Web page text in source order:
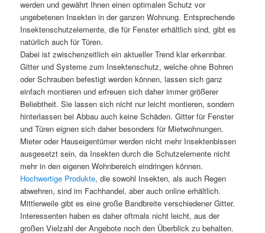
werden und gewährt Ihnen einen optimalen Schutz vor
ungebetenen Insekten in der ganzen Wohnung. Entsprechende
Insektenschutzelemente, die für Fenster erhältlich sind, gibt es
natürlich auch für Türen.
Dabei ist zwischenzeitlich ein aktueller Trend klar erkennbar.
Gitter und Systeme zum Insektenschutz, welche ohne Bohren
oder Schrauben befestigt werden können, lassen sich ganz
einfach montieren und erfreuen sich daher immer größerer
Beliebtheit. Sie lassen sich nicht nur leicht montieren, sondern
hinterlassen bei Abbau auch keine Schäden. Gitter für Fenster
und Türen eignen sich daher besonders für Mietwohnungen.
Mieter oder Hauseigentümer werden nicht mehr Insektenbissen
ausgesetzt sein, da Insekten durch die Schutzelemente nicht
mehr in den eigenen Wohnbereich eindringen können.
Hochwertige Produkte, die sowohl Insekten, als auch Regen
abwehren, sind im Fachhandel, aber auch online erhältlich.
Mittlerweile gibt es eine große Bandbreite verschiedener Gitter.
Interessenten haben es daher oftmals nicht leicht, aus der
großen Vielzahl der Angebote noch den Überblick zu behalten.